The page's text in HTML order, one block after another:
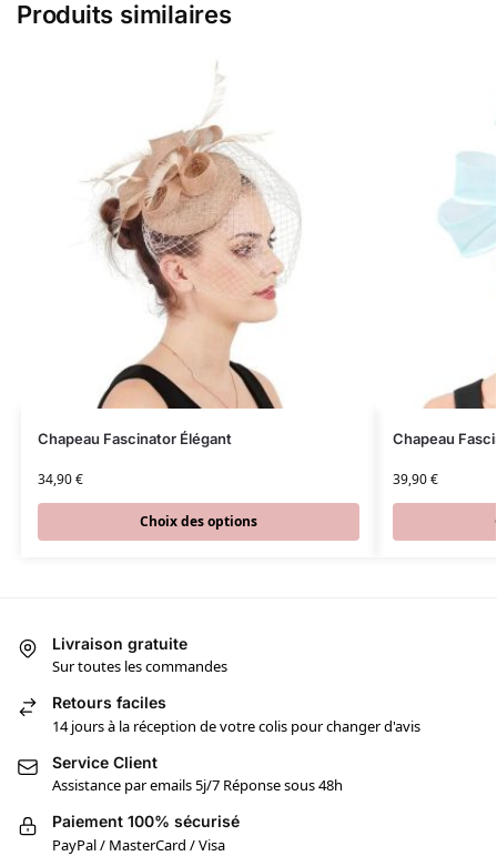
Produits similaires
Chapeau Fascinator Élégant
34,90€
Choix des options
Chapeau
39,90€
Livraison gratuite
Sur toutes les commandes
Retours faciles
14 jours à la réception de votre colis pour changer d'avis
Service Client
Assistance par emails 5j/7 Réponse sous 48h
Paiement 100% sécurisé
PayPal / MasterCard / Visa